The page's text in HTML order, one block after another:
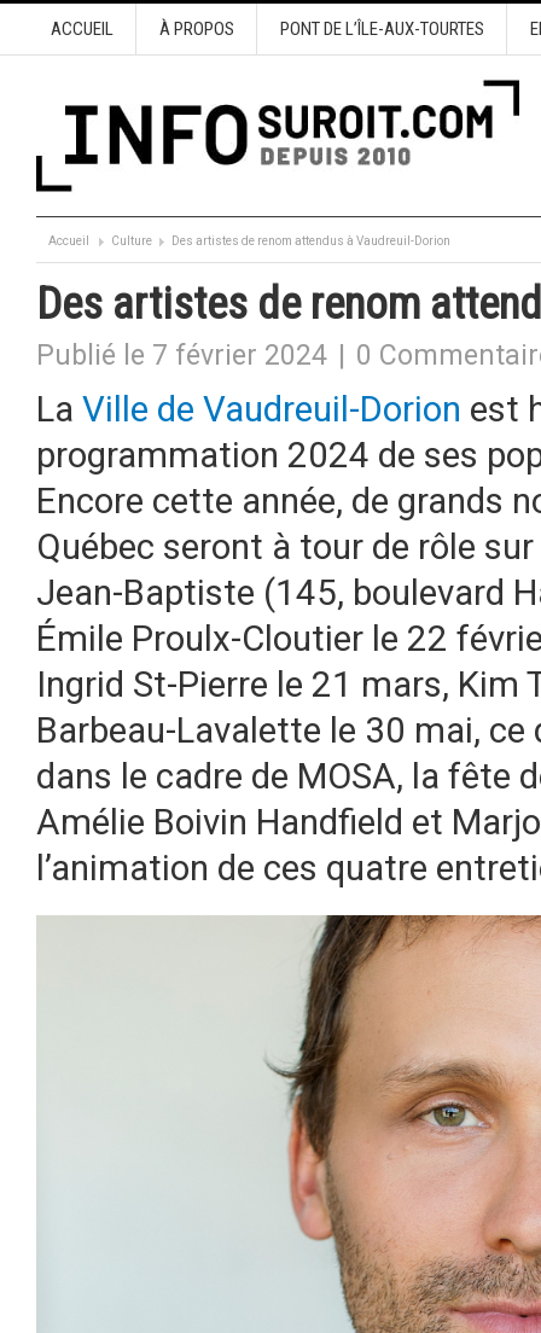
ACCUEIL À PROPOS PONT DE L’ÎLE-AUX-TOURTES
Accueil Culture Des artistes de renom attendus à Vaudreuil-Dorion
Des artistes de renom
Publié le 7 février 2024 0
La Ville de Vaudreuil-Dorion est
programmation 2024 de ses
Encore cette année, de grands
Québec seront à tour de rôle
Jean-Baptiste (145, boulevard
Émile Proulx-Cloutier le 22
Ingrid St-Pierre le 21 mars, Kim
Barbeau-Lavalette le 30 mai,
dans le cadre de MOSA, la fête
Amélie Boivin Handfield et
l’animation de ces quatre